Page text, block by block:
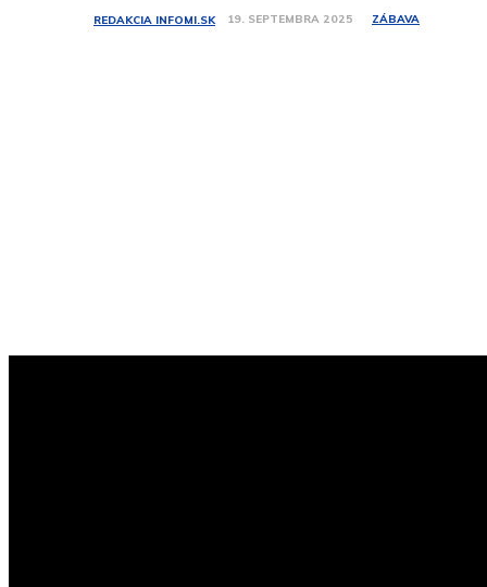
REDAKCIA INFOMI.SK 19. SEPTEMBRA 2025 ZÁBAVA